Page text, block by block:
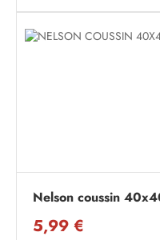
Nelson coussin
5,99 €